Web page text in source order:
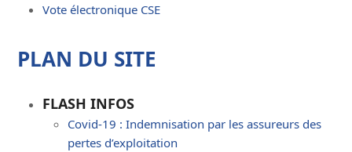
Vote électronique CSE
PLAN DU SITE
FLASH INFOS
Covid-19 : Indemnisation par les assureurs des
pertes d’exploitation